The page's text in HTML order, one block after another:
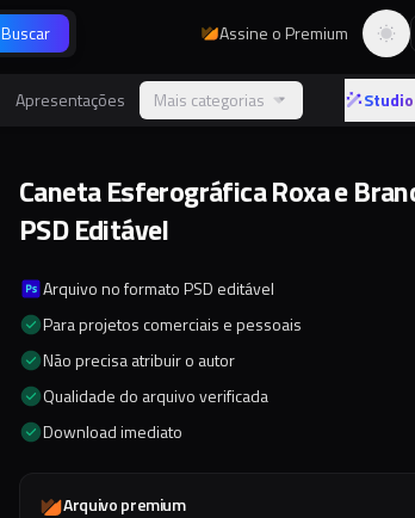
Buscar Assine o Premium
Apresentações Mais categorias
Caneta Esferográfica Roxa e
PSD Editável
Arquivo no formato PSD editável
Para projetos comerciais e pessoais
Não precisa atribuir o autor
Qualidade do arquivo verificada
Download imediato
Arquivo premium